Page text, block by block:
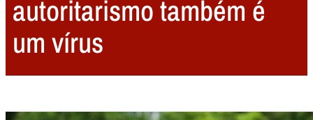
autoritarismo também é
um vírus